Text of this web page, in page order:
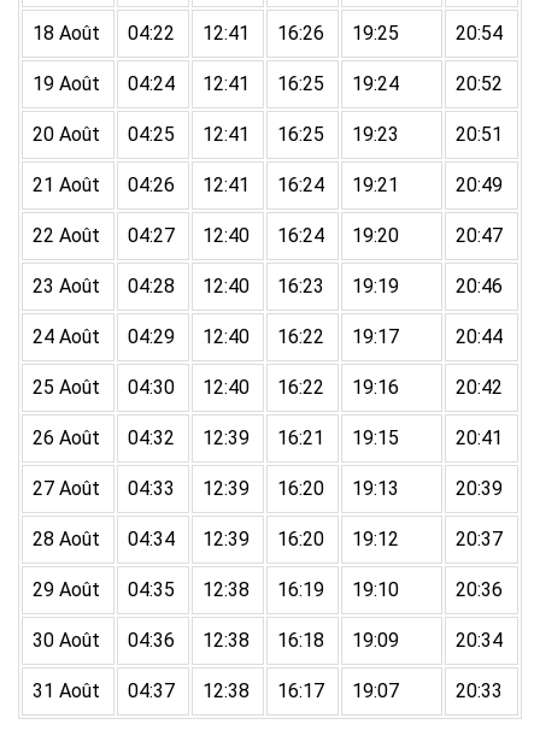
18 Août 04:22 12:41 16:26 19:25 20:54
19 Août 04:24 12:41 16:25 19:24 20:52
20 Août 04:25 12:41 16:25 19:23 20:51
21 Août 04:26 12:41 16:24 19:21 20:49
22 Août 04:27 12:40 16:24 19:20 20:47
23 Août 04:28 12:40 16:23 19:19 20:46
24 Août 04:29 12:40 16:22 19:17 20:44
25 Août 04:30 12:40 16:22 19:16 20:42
26 Août 04:32 12:39 16:21 19:15 20:41
27 Août 04:33 12:39 16:20 19:13 20:39
28 Août 04:34 12:39 16:20 19:12 20:37
29 Août 04:35 12:38 16:19 19:10 20:36
30 Août 04:36 12:38 16:18 19:09 20:34
31 Août 04:37 12:38 16:17 19:07 20:33